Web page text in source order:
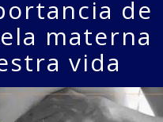
de
materna
vida